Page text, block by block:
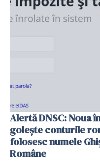
Alertă DNSC: Noua
golește conturile
folosesc numele
Române